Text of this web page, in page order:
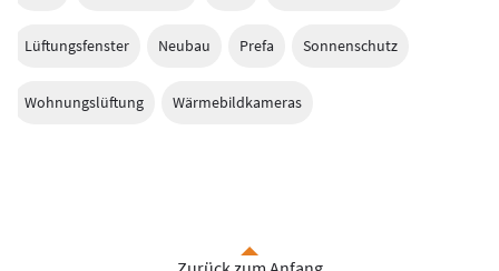
Lüftungsfenster Neubau Prefa Sonnenschutz
Wohnungslüftung Wärmebildkameras